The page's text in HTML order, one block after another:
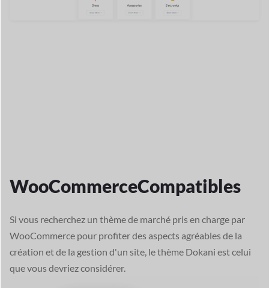
WooCommerceCompatibles
Si vous recherchez un thème de marché pris en charge par
WooCommerce pour profiter des aspects agréables de la
création et de la gestion d'un site, le thème Dokani est celui
que vous devriez considérer.